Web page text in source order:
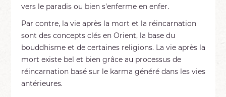
vers le paradis ou bien s’enferme en enfer.
Par contre, la vie après la mort et la réincarnation
sont des concepts clés en Orient, la base du
bouddhisme et de certaines religions. La vie après la
mort existe bel et bien grâce au processus de
réincarnation basé sur le karma généré dans les vies
antérieures.